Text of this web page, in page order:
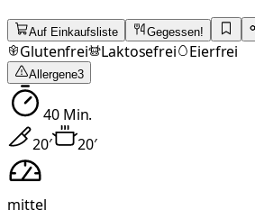
Auf Einkaufsliste Gegessen!
Glutenfrei Laktosefrei Eierfrei
Allergene3
40Min.
20′ 20′
mittel